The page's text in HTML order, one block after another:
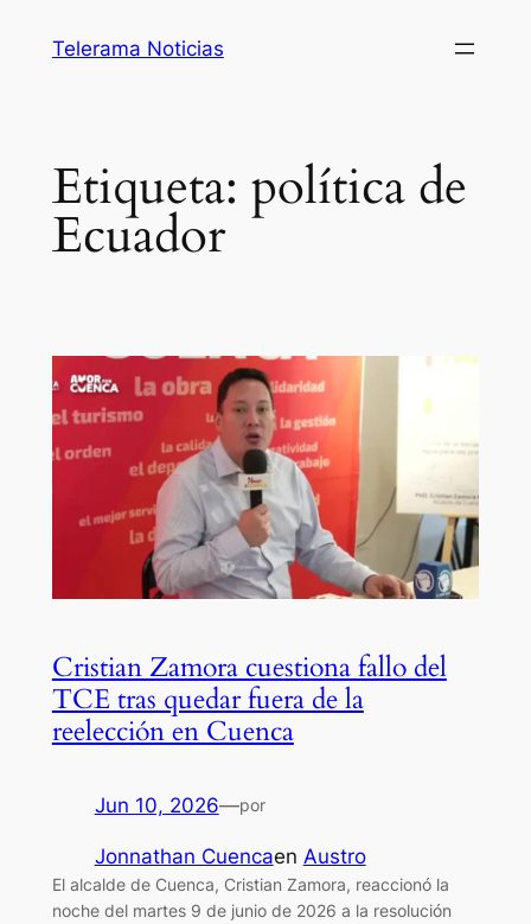
Telerama Noticias
Etiqueta: política de
Ecuador
Cristian Zamora cuestiona fallo del
TCE tras quedar fuera de la
reelección en Cuenca
Jun 10, 2026—por
Jonnathan Cuencaen Austro
El alcalde de Cuenca, Cristian Zamora, reaccionó la
noche del martes 9 de junio de 2026 a la resolución